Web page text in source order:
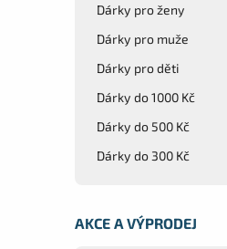
Dárky pro ženy
Dárky pro muže
Dárky pro děti
Dárky do 1000 Kč
Dárky do 500 Kč
Dárky do 300 Kč
AKCE A VÝPRODEJ